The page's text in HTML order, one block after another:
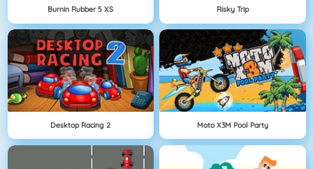
Burnin Rubber 5 XS Risky Trip
Desktop Racing 2 Moto X3M Pool Party